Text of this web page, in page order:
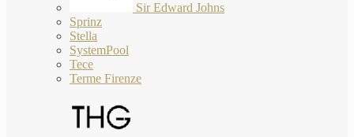
Sir Edward Johns
Sprinz
Stella
SystemPool
Tece
Terme Firenze